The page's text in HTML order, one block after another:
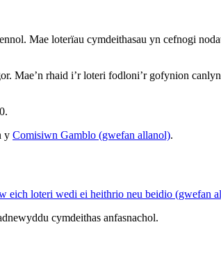
Mae loterïau cymdeithasau yn cefnogi
Mae’n rhaid i’r loteri fodloni’r gofynion
y Comisiwn Gamblo (gwefan allanol).
eich loteri wedi ei heithrio neu beidio (gwefan
cymdeithas anfasnachol.